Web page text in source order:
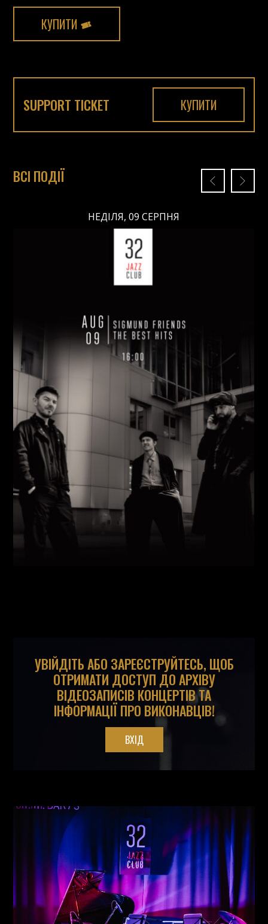
КУПИТИ
SUPPORT TICKET КУПИТИ
ВСІ ПОДІЇ
НЕДІЛЯ, 09 СЕРПНЯ
НЕДІЛЯ, 09 СЕРПНЯ
Ціна:
Виконавці: Павло Литвиненко (Рояль,) /Денис
Дудко (Бас, Олександр Люлякін (Барабани,) /
УВІЙДІТЬ АБО ЗАРЕЄСТРУЙТЕСЬ, ЩОБ
ОТРИМАТИ ДОСТУП ДО АРХІВУ
ВІДЕОЗАПИСІВ КОНЦЕРТІВ ТА
ІНФОРМАЦІЇ ПРО ВИКОНАВЦІВ!
ВХІД